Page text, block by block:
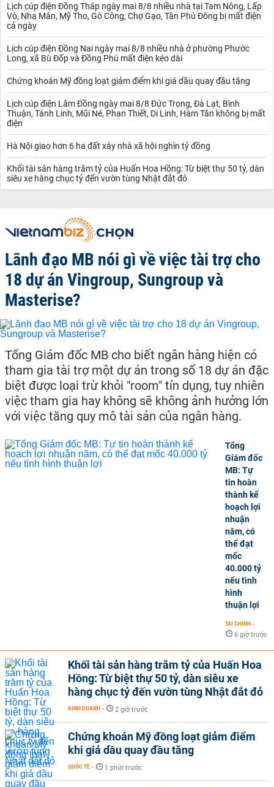
Lịch cúp điện Đồng Tháp ngày mai 8/8 nhiều nhà tại Tam Nông, Lấp
Vò, Nha Mân, Mỹ Tho, Gò Công, Chợ Gạo, Tân Phú Đông bị mất điện
cả ngày
Lịch cúp điện Đồng Nai ngày mai 8/8 nhiều nhà ở phường Phước
Long, xã Bù Đốp và Đồng Phú mất điện kéo dài
Chứng khoán Mỹ đồng loạt giảm điểm khi giá dầu quay đầu tăng
Lịch cúp điện Lâm Đồng ngày mai 8/8 Đức Trọng, Đà Lạt, Bình
Thuận, Tánh Linh, Mũi Né, Phan Thiết, Di Linh, Hàm Tân không bị mất
điện
Hà Nội giao hơn 6 ha đất xây nhà xã hội nghìn tỷ đồng
Khối tài sản hàng trăm tỷ của Huấn Hoa Hồng: Từ biệt thự 50 tỷ, dàn
siêu xe hàng chục tỷ đến vườn tùng Nhật đắt đỏ
Lãnh đạo MB nói gì về việc tài trợ cho
18 dự án Vingroup, Sungroup và
Masterise?
Tổng Giám đốc MB cho biết ngân hàng hiện có
tham gia tài trợ một dự án trong số 18 dự án đặc
biệt được loại trừ khỏi "room" tín dụng, tuy nhiên
việc tham gia hay không sẽ không ảnh hưởng lớn
với việc tăng quy mô tài sản của ngân hàng.
Tổng
Giám đốc
MB: Tự
tin hoàn
thành kế
hoạch lợi
nhuận
năm, có
thể đạt
mốc
40.000 tỷ
nếu tình
hình
thuận lợi
TÀI CHÍNH -
6 giờ trước
Khối tài sản hàng trăm tỷ của Huấn Hoa
Hồng: Từ biệt thự 50 tỷ, dàn siêu xe
hàng chục tỷ đến vườn tùng Nhật đắt đỏ
KINH DOANH - 2 giờ trước
Chứng khoán Mỹ đồng loạt giảm điểm
khi giá dầu quay đầu tăng
QUỐC TẾ - 1 phút trước